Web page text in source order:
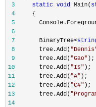
3
static void Main(
4
5
6
7
       BinaryTree<
8
       tree.Add(
"Dennis
9
       tree.Add(
"Gao"
10
       tree.Add(
"Is"
11
       tree.Add(
"A"
12
       tree.Add(
"C#"
13
       tree.Add(
"
14